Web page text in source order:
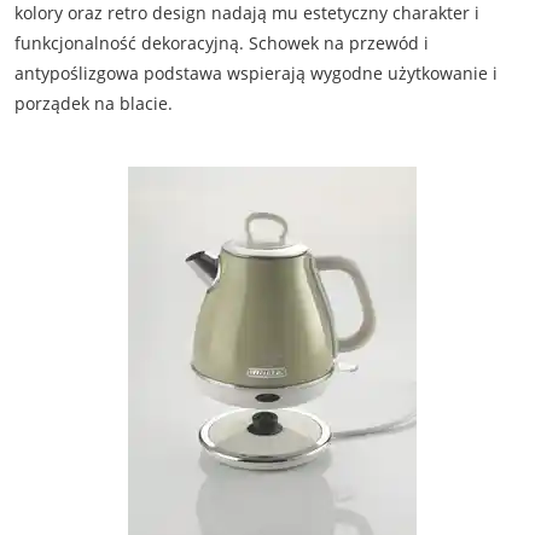
kolory oraz retro design nadają mu estetyczny charakter i
funkcjonalność dekoracyjną. Schowek na przewód i
antypoślizgowa podstawa wspierają wygodne użytkowanie i
porządek na blacie.